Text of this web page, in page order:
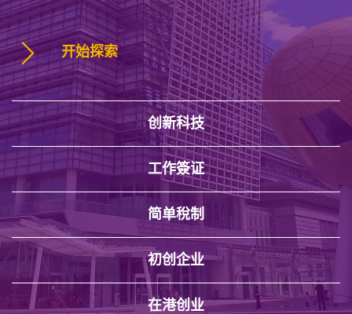
开始探索
创新科技
工作簽证
简单稅制
初创企业
在港创业